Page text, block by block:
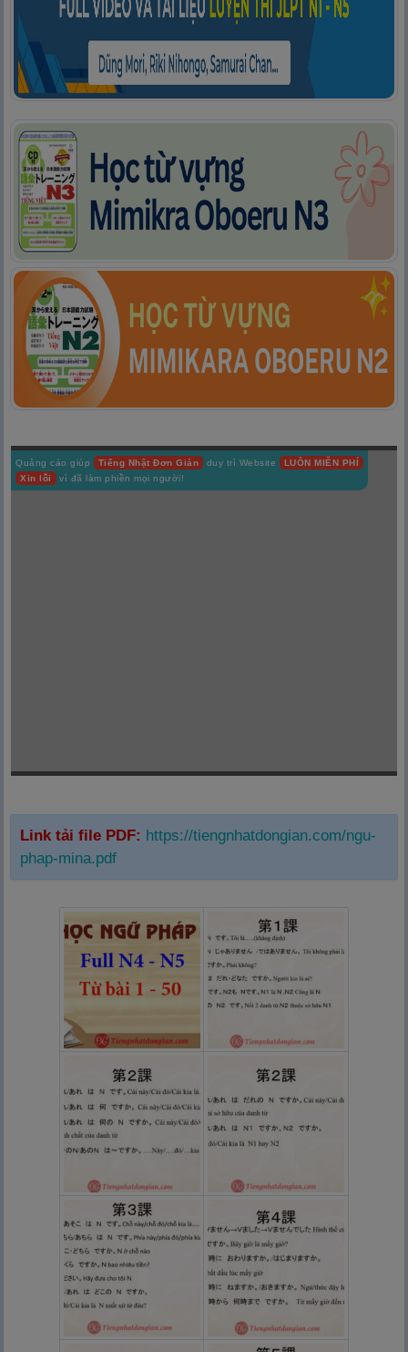
Quảng cáo giúp Tiếng Nhật Đơn Giản duy trì Website
LUÔN MIỄN PHÍ
Xin lỗi
vì đã làm phiền mọi người!
Link tải file PDF: https://tiengnhatdongian.com/ngu-
phap-mina.pdf